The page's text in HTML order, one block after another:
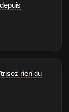
rien du